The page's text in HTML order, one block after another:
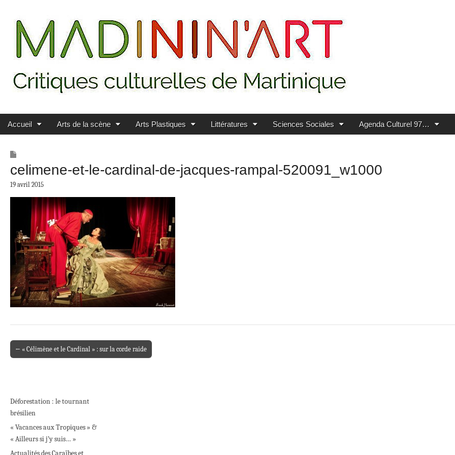
MADININ'ART
Main menu
Skip to content
Accueil Arts de la scène Arts Plastiques Littératures Sciences Sociales Agenda Culturel 97…
celimene-et-le-cardinal-de-jacques-rampal-520091_w1000
19 avril 2015
Post navigation
← « Célimène et le Cardinal » : sur la corde raide
Déforestation : le tournant
brésilien
« Vacances aux Tropiques » &
« Ailleurs si j’y suis… »
Actualités des Caraïbes et